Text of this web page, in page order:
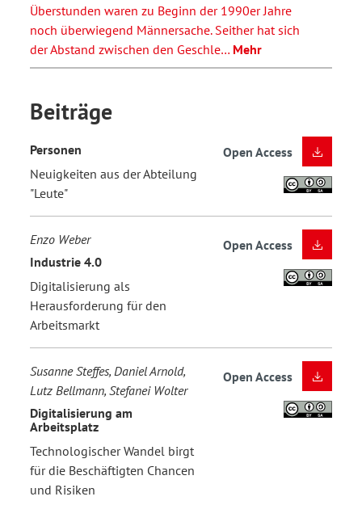
Überstunden waren zu Beginn der 1990er Jahre
noch überwiegend Männersache. Seither hat sich
der Abstand zwischen den Geschle… Mehr
Beiträge
Personen
Neuigkeiten aus der Abteilung
"Leute"
Open Access
Enzo Weber
Industrie 4.0
Digitalisierung als
Herausforderung für den
Arbeitsmarkt
Open Access
Susanne Steffes, Daniel Arnold,
Lutz Bellmann, Stefanei Wolter
Digitalisierung am
Arbeitsplatz
Technologischer Wandel birgt
für die Beschäftigten Chancen
und Risiken
Open Access